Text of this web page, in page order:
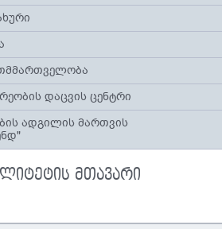
დაცვის ცენტრი
ადგილის მართვის
მთავარი